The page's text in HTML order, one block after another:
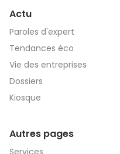
Actu
Paroles d'expert
Tendances éco
Vie des entreprises
Dossiers
Kiosque
Autres pages
Services